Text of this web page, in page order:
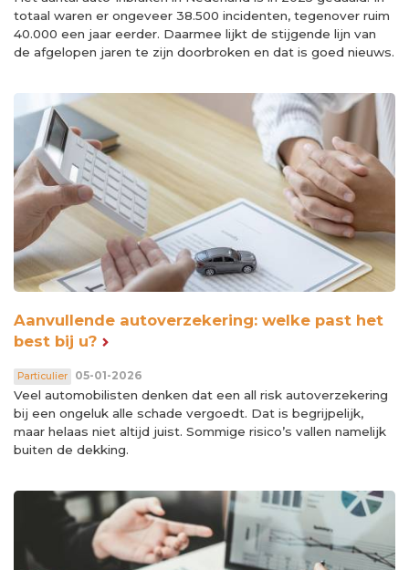
totaal waren er ongeveer 38.500 incidenten, tegenover ruim
40.000 een jaar eerder. Daarmee lijkt de stijgende lijn van
de afgelopen jaren te zijn doorbroken en dat is goed nieuws.
Aanvullende autoverzekering: welke past het
best bij u?
Particulier 05-01-2026
Veel automobilisten denken dat een all risk autoverzekering
bij een ongeluk alle schade vergoedt. Dat is begrijpelijk,
maar helaas niet altijd juist. Sommige risico’s vallen namelijk
buiten de dekking.